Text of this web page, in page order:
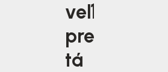
veľkosť je
pre vás
tá